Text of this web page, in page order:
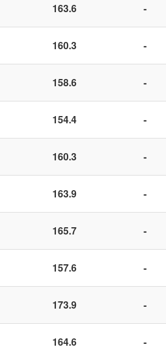
163.6 -
160.3 -
158.6 -
154.4 -
160.3 -
163.9 -
165.7 -
157.6 -
173.9 -
164.6 -